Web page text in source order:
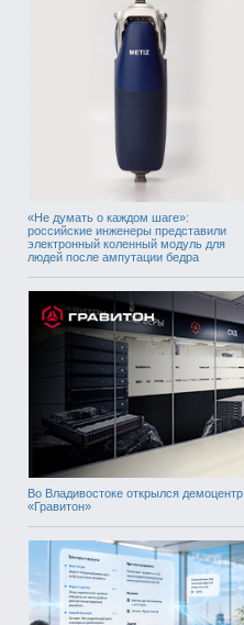
«Не думать о каждом шаге»:
российские инженеры представили
электронный коленный модуль для
людей после ампутации бедра
Во Владивостоке открылся демоцентр
«Гравитон»